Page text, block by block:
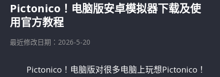
Pictonico！电脑版安卓模拟器下载及使
用官方教程
最近修改日期：2026-5-20
Pictonico！电脑版对很多电脑上玩想Pictonico！